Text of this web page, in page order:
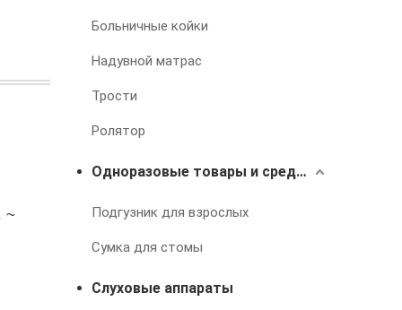
~
Больничные койки
Надувной матрас
Трости
Ролятор
Одноразовые товары и средства для лечения недержания
Подгузник для взрослых
Сумка для стомы
Слуховые аппараты